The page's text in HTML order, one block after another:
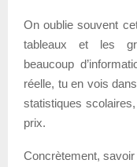
On oublie souvent
tableaux et les
beaucoup
réelle, tu en vois
statistiques
prix.
Concrètement,